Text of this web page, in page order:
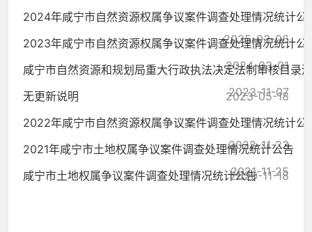
2024年咸宁市自然资源权属争议案件调查处理情况统计公
2025-03-06
2023年咸宁市自然资源权属争议案件调查处理情况统计公
2024-03-01
咸宁市自然资源和规划局重大行政执法决定法制审核目录
2023-11-07
无更新说明
2023-05-18
2022年咸宁市自然资源权属争议案件调查处理情况统计公
2022-11-23
2021年咸宁市土地权属争议案件调查处理情况统计公告
2021-11-25
咸宁市土地权属争议案件调查处理情况统计公告2020-11-18